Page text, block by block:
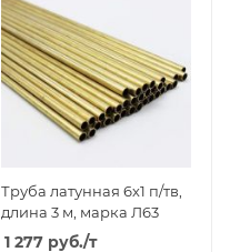
Труба латунная 6х1 п/тв,
длина 3 м, марка Л63
1 277 руб./т